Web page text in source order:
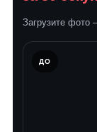
Загрузите фото
ДО